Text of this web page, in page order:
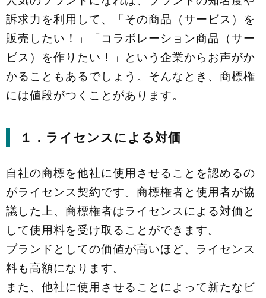
訴求力を利用して、「その商品（サービス）を
販売したい！」「コラボレーション商品（サー
ビス）を作りたい！」という企業からお声がか
かることもあるでしょう。そんなとき、商標権
には値段がつくことがあります。
１．ライセンスによる対価
自社の商標を他社に使用させることを認めるの
がライセンス契約です。商標権者と使用者が協
議した上、商標権者はライセンスによる対価と
して使用料を受け取ることができます。
ブランドとしての価値が高いほど、ライセンス
料も高額になります。
また、他社に使用させることによって新たなビ